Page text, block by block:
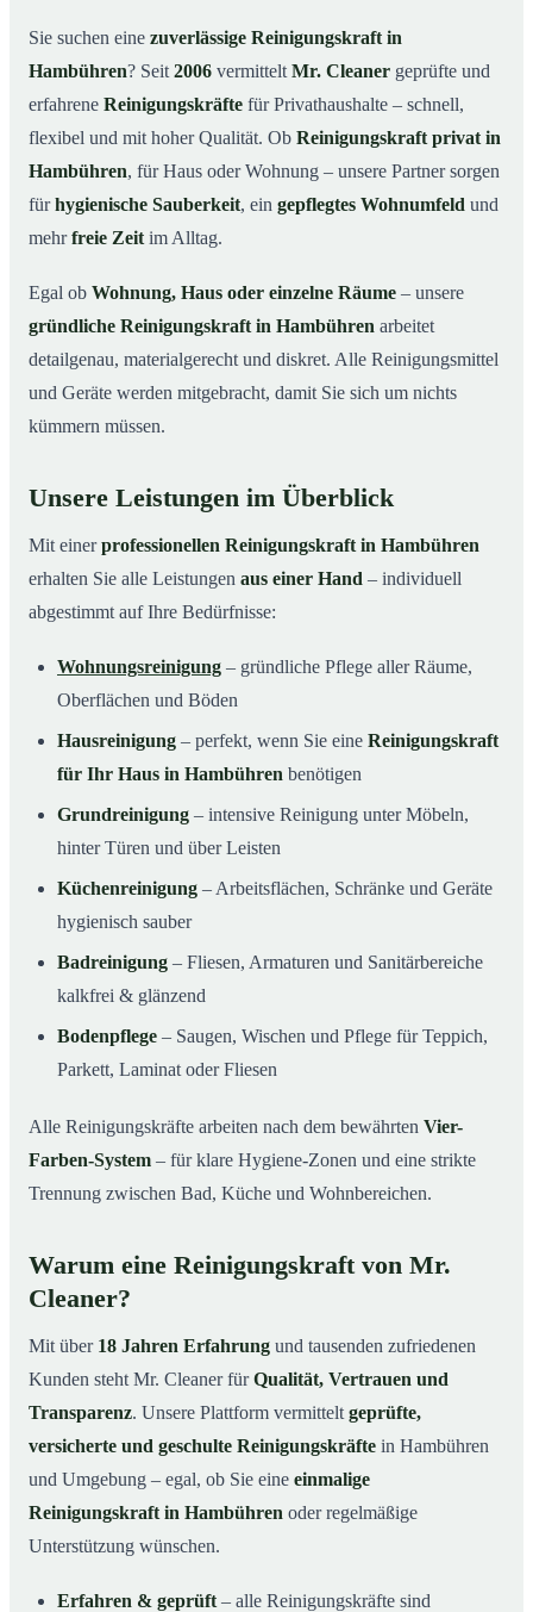
04So läuft die Buchung einer Reinigungskraft ab
Typische Anlässe für eine Reinigungskraft
07Jetzt Reinigungskraft buchen
08So einfach buchen Sie eine Reinigungskraft in
Sie suchen eine zuverlässige Reinigungskraft in
Hambühren? Seit 2006 vermittelt Mr. Cleaner geprüfte und
erfahrene Reinigungskräfte für Privathaushalte – schnell,
flexibel und mit hoher Qualität. Ob Reinigungskraft privat in
Hambühren, für Haus oder Wohnung – unsere Partner sorgen
fürhygienische Sauberkeit, ein gepflegtes Wohnumfeld und
mehrfreie Zeit im Alltag.
Egal ob Wohnung, Haus oder einzelne Räume – unsere
gründliche Reinigungskraft in Hambühren arbeitet
detailgenau, materialgerecht und diskret. Alle Reinigungsmittel
und Geräte werden mitgebracht, damit Sie sich um nichts
kümmern müssen.
Unsere Leistungen im Überblick
Mit einerprofessionellen Reinigungskraft in Hambühren
erhalten Sie alle Leistungen aus einer Hand – individuell
abgestimmt auf Ihre Bedürfnisse:
Wohnungsreinigung – gründliche Pflege aller Räume,
Oberflächen und Böden
Hausreinigung – perfekt, wenn Sie eine Reinigungskraft
für Ihr Haus in Hambühren benötigen
Grundreinigung – intensive Reinigung unter Möbeln,
hinter Türen und über Leisten
Küchenreinigung – Arbeitsflächen, Schränke und Geräte
hygienisch sauber
Badreinigung – Fliesen, Armaturen und Sanitärbereiche
kalkfrei & glänzend
Bodenpflege – Saugen, Wischen und Pflege für Teppich,
Parkett, Laminat oder Fliesen
Alle Reinigungskräfte arbeiten nach dem bewährten Vier-
Farben-System – für klare Hygiene-Zonen und eine strikte
Trennung zwischen Bad, Küche und Wohnbereichen.
Warum eine Reinigungskraft von Mr.
Cleaner?
Mit über 18 Jahren Erfahrung und tausenden zufriedenen
Kunden steht Mr. Cleaner fürQualität, Vertrauen und
Transparenz. Unsere Plattform vermittelt geprüfte,
versicherte und geschulte Reinigungskräfte in Hambühren
und Umgebung – egal, ob Sie eine einmalige
Reinigungskraft in Hambühren oder regelmäßige
Unterstützung wünschen.
Erfahren & geprüft – alle Reinigungskräfte sind